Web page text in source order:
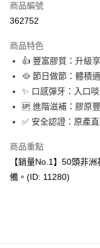
Apple Pay
AlipayHK
PayMe
WeChat Pay
BoC Pay
其他轉帳方式
相關說明
轉數快識別碼(FPS ID)：
物流公司會改派其他自
商品編號
362752
商品特色
👍 豐富膠質：升級
🥘 節日做節：體積
✨ 口感彈牙：入口
🆙 進階滋補：膠原
✅ 安全認證：原產
商品重點
【銷量No.1】50頭非
備。(ID: 11280)